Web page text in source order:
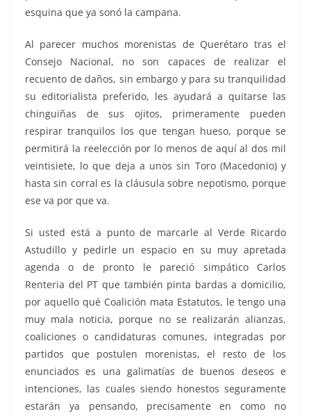
esquina que ya sonó la campana.
Al parecer muchos morenistas de Querétaro tras el
Consejo Nacional, no son capaces de realizar el
recuento de daños, sin embargo y para su tranquilidad
su editorialista preferido, les ayudará a quitarse las
chinguiñas de sus ojitos, primeramente pueden
respirar tranquilos los que tengan hueso, porque se
permitirá la reelección por lo menos de aquí al dos mil
veintisiete, lo que deja a unos sin Toro (Macedonio) y
hasta sin corral es la cláusula sobre nepotismo, porque
ese va por que va.
Si usted está a punto de marcarle al Verde Ricardo
Astudillo y pedirle un espacio en su muy apretada
agenda o de pronto le pareció simpático Carlos
Renteria del PT que también pinta bardas a domicilio,
por aquello qué Coalición mata Estatutos, le tengo una
muy mala noticia, porque no se realizarán alianzas,
coaliciones o candidaturas comunes, integradas por
partidos que postulen morenistas, el resto de los
enunciados es una galimatías de buenos deseos e
intenciones, las cuales siendo honestos seguramente
estarán ya pensando, precisamente en como no